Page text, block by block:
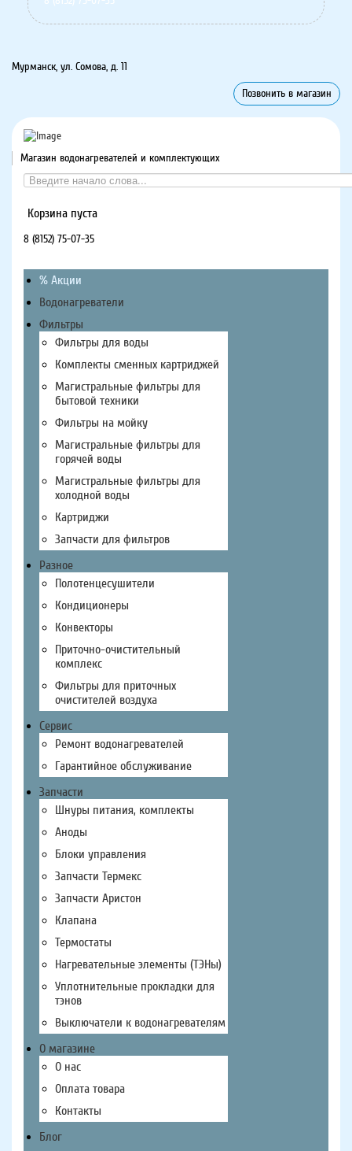
Мурманск, ул. Сомова, д. 11
Позвонить в магазин
Магазин водонагревателей и комплектующих
Корзина пуста
8 (8152) 75-07-35
% Акции
Водонагреватели
Фильтры
Фильтры для воды
Комплекты сменных картриджей
Магистральные фильтры для
бытовой техники
Фильтры на мойку
Магистральные фильтры для
горячей воды
Магистральные фильтры для
холодной воды
Картриджи
Запчасти для фильтров
Разное
Полотенцесушители
Кондиционеры
Конвекторы
Приточно-очистительный
комплекс
Фильтры для приточных
очистителей воздуха
Сервис
Ремонт водонагревателей
Гарантийное обслуживание
Запчасти
Шнуры питания, комплекты
Аноды
Блоки управления
Запчасти Термекс
Запчасти Аристон
Клапана
Термостаты
Нагревательные элементы (ТЭНы)
Уплотнительные прокладки для
тэнов
Выключатели к водонагревателям
О магазине
О нас
Оплата товара
Контакты
Блог